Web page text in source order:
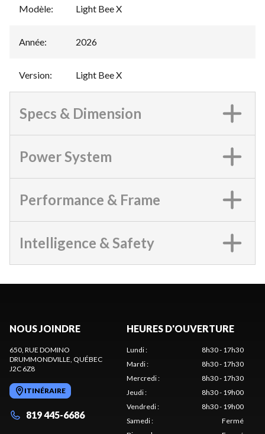
Modèle: Light Bee X
Année: 2026
Version: Light Bee X
Specs & Dimension
Power System
Performance & Frame
Intelligence & Safety
NOUS JOINDRE
650, RUE DOMINO
DRUMMONDVILLE , QUÉBEC
J2C 6Z8
ITINÉRAIRE
819 445-6686
HEURES D'OUVERTURE
Lundi:
8h30 - 17h30
Mardi:
8h30 - 17h30
Mercredi:
8h30 - 17h30
Jeudi:
8h30 - 19h00
Vendredi:
8h30 - 19h00
Samedi:
Fermé